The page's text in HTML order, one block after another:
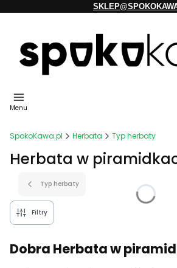
Menu
SpokoKawa.pl Herbata Typ herbaty
Herbata w
Typ herbaty
Filtry
Dobra Herbata w